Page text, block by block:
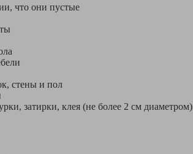
что они пустые
стены и пол
затирки, клея (не более 2 см диаметром)